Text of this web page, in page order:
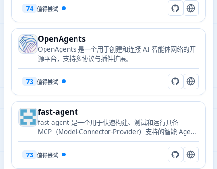
74 值得尝试
OpenAgents
OpenAgents 是一个用于创建和连接 AI 智能体网络的开
源平台，支持多协议与插件扩展。
73 值得尝试
fast-agent
fast-agent 是一个用于快速构建、测试和运行具备
MCP（Model-Connector-Provider）支持的智能 Agent
与工作流的开源 Python 框架。
73 值得尝试